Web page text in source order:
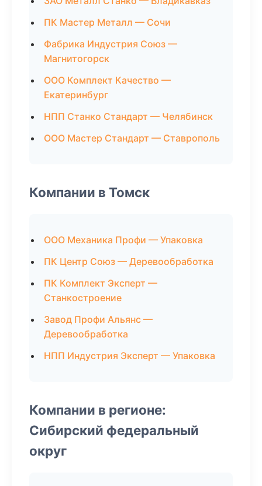
ПК Мастер Металл — Сочи
Фабрика Индустрия Союз —
Магнитогорск
ООО Комплект Качество —
Екатеринбург
НПП Станко Стандарт — Челябинск
ООО Мастер Стандарт — Ставрополь
Компании в Томск
ООО Механика Профи — Упаковка
ПК Центр Союз — Деревообработка
ПК Комплект Эксперт —
Станкостроение
Завод Профи Альянс —
Деревообработка
НПП Индустрия Эксперт — Упаковка
Компании в регионе:
Сибирский федеральный
округ